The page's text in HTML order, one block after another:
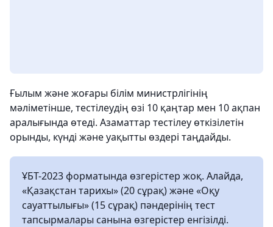
Ғылым және жоғары білім министрлігінің
мәліметінше, тестілеудің өзі 10 қаңтар мен 10 ақпан
аралығында өтеді. Азаматтар тестілеу өткізілетін
орынды, күнді және уақытты өздері таңдайды.
ҰБТ-2023 форматында өзгерістер жоқ. Алайда,
«Қазақстан тарихы» (20 сұрақ) және «Оқу
сауаттылығы» (15 сұрақ) пәндерінің тест
тапсырмалары санына өзгерістер енгізілді.